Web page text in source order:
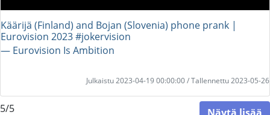
Käärijä (Finland) and Bojan (Slovenia) phone prank |
Eurovision 2023 #jokervision
― Eurovision Is Ambition
Julkaistu 2023-04-19 00:00:00 / Tallennettu 2023-05-26
5/5